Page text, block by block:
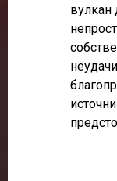
вулкан